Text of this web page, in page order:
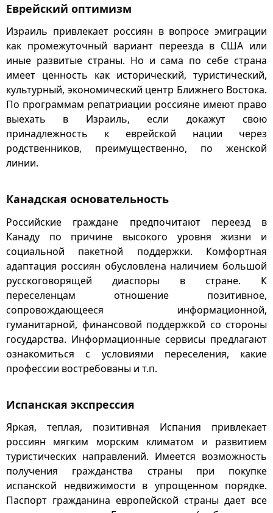
Еврейский оптимизм
Израиль привлекает россиян в вопросе эмиграции
как промежуточный вариант переезда в США или
иные развитые страны. Но и сама по себе страна
имеет ценность как исторический, туристический,
культурный, экономический центр Ближнего Востока.
По программам репатриации россияне имеют право
выехать в Израиль, если докажут свою
принадлежность к еврейской нации через
родственников, преимущественно, по женской
линии.
Канадская основательность
Российские граждане предпочитают переезд в
Канаду по причине высокого уровня жизни и
социальной пакетной поддержки. Комфортная
адаптация россиян обусловлена наличием большой
русскоговорящей диаспоры в стране. К
переселенцам отношение позитивное,
сопровождающееся информационной,
гуманитарной, финансовой поддержкой со стороны
государства. Информационные сервисы предлагают
ознакомиться с условиями переселения, какие
профессии востребованы и т.п.
Испанская экспрессия
Яркая, теплая, позитивная Испания привлекает
россиян мягким морским климатом и развитием
туристических направлений. Имеется возможность
получения гражданства страны при покупке
испанской недвижимости в упрощенном порядке.
Паспорт гражданина европейской страны дает все